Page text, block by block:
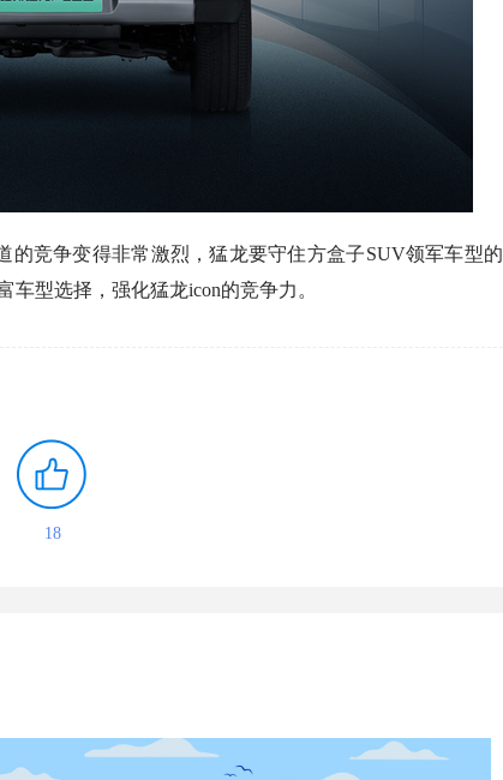
的竞争变得非常激烈，猛龙要守住方盒子SUV领军车型的
型选择，强化猛龙icon的竞争力。
18